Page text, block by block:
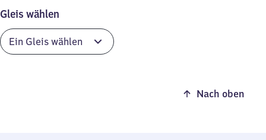
Gleis wählen
Nach oben